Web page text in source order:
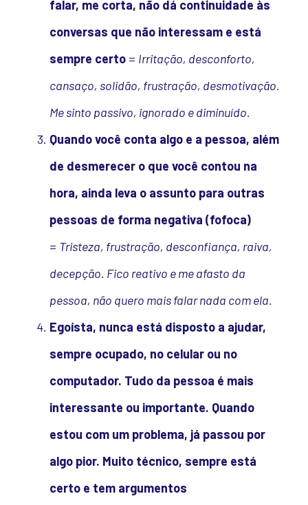
falar, me corta, não dá continuidade às
conversas que não interessam e está
sempre certo = Irritação, desconforto,
cansaço, solidão, frustração, desmotivação.
Me sinto passivo, ignorado e diminuído.
Quando você conta algo e a pessoa, além
de desmerecer o que você contou na
hora, ainda leva o assunto para outras
pessoas de forma negativa (fofoca)
= Tristeza, frustração, desconfiança, raiva,
decepção. Fico reativo e me afasto da
pessoa, não quero mais falar nada com ela.
Egoísta, nunca está disposto a ajudar,
sempre ocupado, no celular ou no
computador. Tudo da pessoa é mais
interessante ou importante. Quando
estou com um problema, já passou por
algo pior. Muito técnico, sempre está
certo e tem argumentos